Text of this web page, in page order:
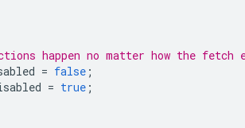
happen no matter how the fetch
= false ;
= true ;